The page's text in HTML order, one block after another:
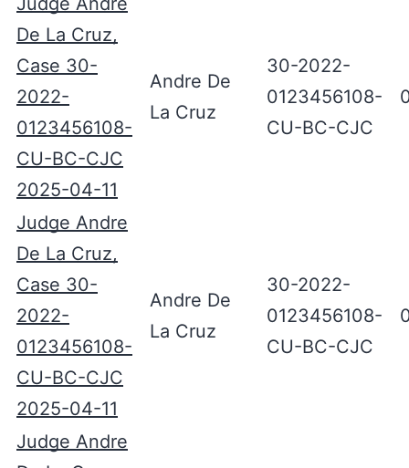
De La Cruz,
Case 30-
2022-
0123456108-
CU-BC-CJC
2025-04-11
Andre De
La Cruz
30-2022-
0123456108-
CU-BC-CJC
Judge Andre
De La Cruz,
Case 30-
2022-
0123456108-
CU-BC-CJC
2025-04-11
Andre De
La Cruz
30-2022-
0123456108-
CU-BC-CJC
Judge Andre